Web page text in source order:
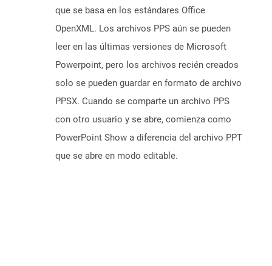
que se basa en los estándares Office
OpenXML. Los archivos PPS aún se pueden
leer en las últimas versiones de Microsoft
Powerpoint, pero los archivos recién creados
solo se pueden guardar en formato de archivo
PPSX. Cuando se comparte un archivo PPS
con otro usuario y se abre, comienza como
PowerPoint Show a diferencia del archivo PPT
que se abre en modo editable.